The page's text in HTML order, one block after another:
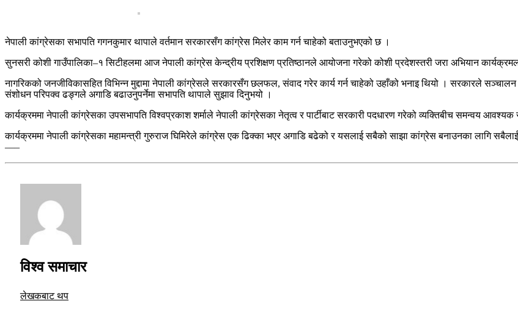
नेपाली कांग्रेसका सभापति गगनकुमार थापाले वर्तमान सरकारसँग कांग्रेस मिलेर काम गर्न चाहेको बताउनुभएको छ ।
सुनसरी कोशी गाउँपालिका–१ सिटीहलमा आज नेपाली कांग्रेस केन्द्रीय प्रशिक्षण प्रतिष्ठानले आयोजना गरेको कोशी प्रदेशस्तरी जरा अभियान
नागरिकको जनजीविकासहित विभिन्न मुद्दामा नेपाली कांग्रेसले सरकारसँग छलफल, संवाद गरेर कार्य गर्न चाहेको उहाँको भनाइ थियो । सरकारले
संशोधन परिपक्व ढङ्गले अगाडि बढाउनुपर्नेमा सभापति थापाले सुझाव दिनुभयो ।
कार्यक्रममा नेपाली कांग्रेसका उपसभापति विश्वप्रकाश शर्माले नेपाली कांग्रेसका नेतृत्व र पार्टीबाट सरकारी पदधारण गरेको व्यक्तिबीच समन्वय आवश्यक
कार्यक्रममा नेपाली कांग्रेसका महामन्त्री गुरुराज घिमिरेले कांग्रेस एक ढिक्का भएर अगाडि बढेको र यसलाई सबैको साझा कांग्रेस बनाउनका लागि
–––
विश्व समाचार
लेखकबाट थप